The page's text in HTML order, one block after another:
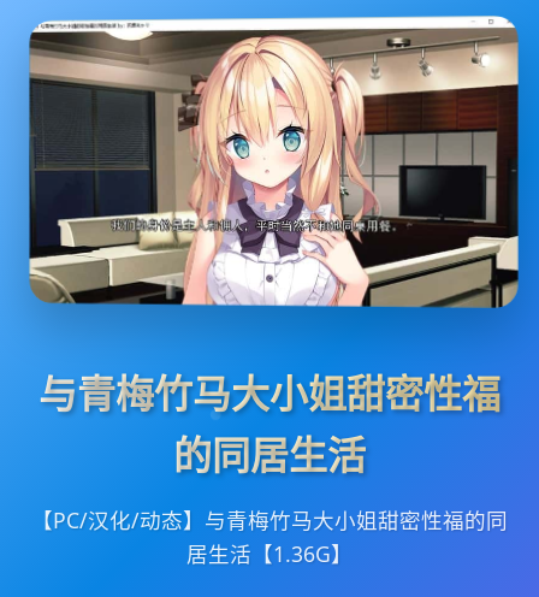
与青梅竹马大小姐甜密性福
的同居生活
【PC/汉化/动态】与青梅竹马大小姐甜密性福的同
居生活【1.36G】